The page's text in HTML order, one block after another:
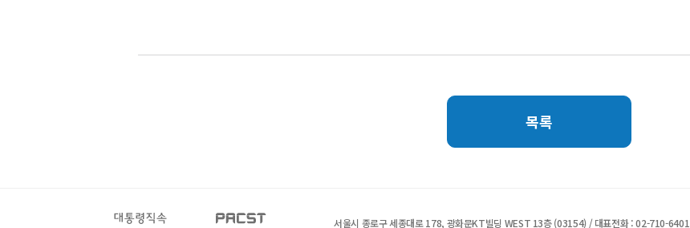
목록
서울시 종로구 세종대로 178, 광화문KT빌딩 WEST 13층 (03154) / 대표전화 : 02-710-6401